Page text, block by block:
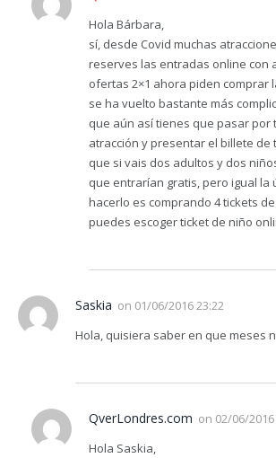
Hola Bárbara,
sí, desde Covid muchas
reserves las entradas online con
ofertas 2×1 ahora piden comprar
se ha vuelto bastante más
que aún así tienes que pasar por
atracción y presentar el billete de
que si vais dos adultos y dos
que entrarían gratis, pero igual la
hacerlo es comprando 4 tickets
puedes escoger ticket de niño
Saskia on 01/06/2016 23:22
Hola, quisiera saber en que meses
QverLondres.com on 02/06/
Hola Saskia,